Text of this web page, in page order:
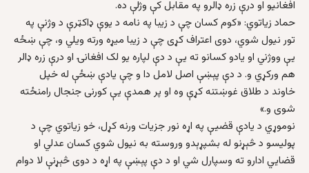
افغانیو او درې زره ډالرو په مقابل کې وژلې ده.
حماد زیاتوي: «کوم کسان چې د زیبا په نامه د یوې ډاکټرې د وژنې په
تور نیول شوي، دوی اعتراف کړی چې د زیبا میړه ورته ویلي و، چې ښځه
یې ووژني او یادو کسانو ته یې د دې لپاره یو لک افغانۍ او درې زره ډالر
هم ورکړي و. د دې پېښې اصل لامل دا و چې یادې ښځې له خپل
خاوند د طلاق غوښتنه کړې وه او پر همدې یې کورنی جنجال رامنځته
شوی و.»
نوموړي د یادې قضیې په اړه نور جزیات ورنه کړل، خو زیاتوي چې د
پولیسو د څېړنو له بشپړېدو وروسته به نیول شوي کسان عدلي او
قضایي ادارو ته وسپارل شي او د دې پېښې په اړه د دوی څېړنې لا دوام